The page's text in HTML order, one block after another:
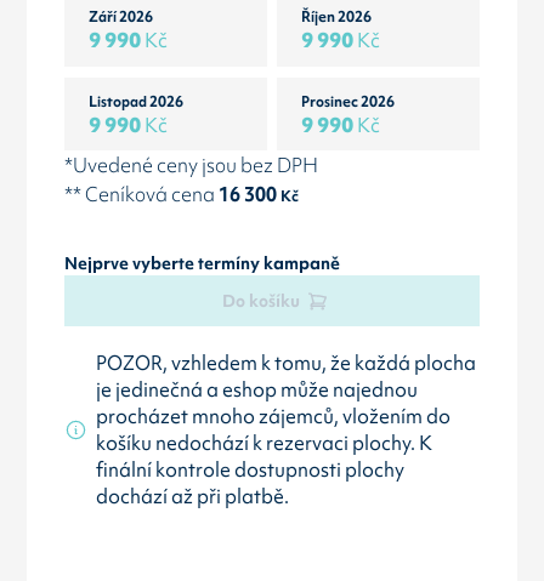
Září 2026
9 990Kč
Říjen 2026
9 990Kč
Listopad 2026
9 990Kč
Prosinec 2026
9 990Kč
*Uvedené ceny jsou bez DPH
** Ceníková cena 16 300Kč
Nejprve vyberte termíny kampaně
Do košíku
POZOR, vzhledem k tomu, že každá plocha
je jedinečná a eshop může najednou
procházet mnoho zájemců, vložením do
košíku nedochází k rezervaci plochy. K
finální kontrole dostupnosti plochy
dochází až při platbě.